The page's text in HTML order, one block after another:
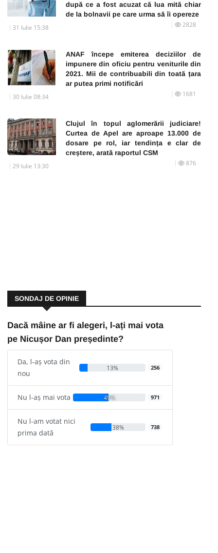
după ce a fost acuzat că lua mită chiar
de la bolnavii pe care urma să îi opereze
31 Iulie 15:38 2828
ANAF începe emiterea deciziilor de
impunere din oficiu pentru veniturile din
2021. Mii de contribuabili din toată țara
ar putea primi notificări
30 Iulie 08:34 1681
Clujul în topul aglomerării judiciare!
Curtea de Apel are aproape 13.000 de
dosare pe rol, iar tendința e clar de
creștere, arată raportul CSM
29 Iulie 13:30 876
SONDAJ DE OPINIE
Dacă mâine ar fi alegeri, l-ați mai vota
pe Nicușor Dan președinte?
Da, l-aș vota din
nou
13% 256
Nu l-aș mai vota 49% 971
Nu l-am votat nici
prima dată
38% 738